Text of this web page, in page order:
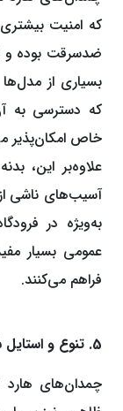
که امنیت
ضدسرقت بوده و
بسیاری از
که دسترسی به
خاص امکان‌پذیر
علاوه‌بر این،
آسیب‌های ناشی از
به‌ویژه در
عمومی بسیار
فراهم می‌کنند.
5. تنوع و استایل شخصی
چمدان‌های هارد